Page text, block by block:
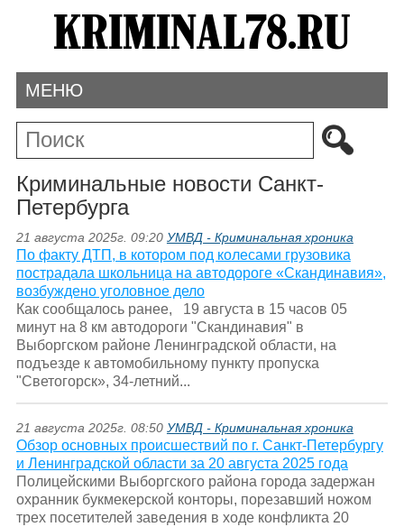
МЕНЮ
Криминальные новости Санкт-
Петербурга
21 августа 2025г. 09:20 УМВД - Криминальная хроника
По факту ДТП, в котором под колесами грузовика
пострадала школьница на автодороге «Скандинавия»,
возбуждено уголовное дело
Как сообщалось ранее, 19 августа в 15 часов 05
минут на 8 км автодороги "Скандинавия" в
Выборгском районе Ленинградской области, на
подъезде к автомобильному пункту пропуска
"Светогорск», 34-летний...
21 августа 2025г. 08:50 УМВД - Криминальная хроника
Обзор основных происшествий по г. Санкт-Петербургу
и Ленинградской области за 20 августа 2025 года
Полицейскими Выборгского района города задержан
охранник букмекерской конторы, порезавший ножом
трех посетителей заведения в ходе конфликта 20